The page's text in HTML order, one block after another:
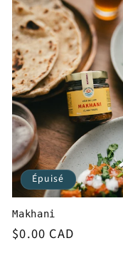
Épuisé
Makhani
Prix habituel
$0.00 CAD